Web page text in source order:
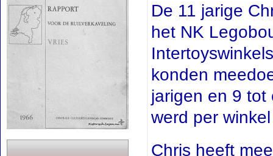
De 11 jarige
het NK
konden
jarigen en 9 tot
werd per
Chris heeft